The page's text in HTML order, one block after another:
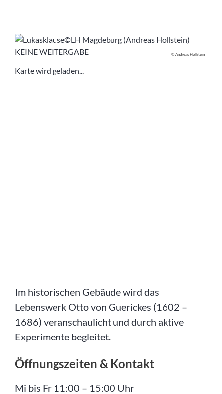
© Andreas Hollstein
Karte wird geladen...
Im historischen Gebäude wird das
Lebenswerk Otto von Guerickes (1602 –
1686) veranschaulicht und durch aktive
Experimente begleitet.
Öffnungszeiten & Kontakt
Mi bis Fr 11:00 – 15:00 Uhr